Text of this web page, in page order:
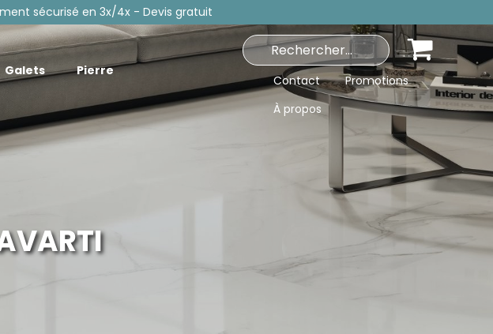
sécurisé en 3x/4x - Devis gratuit
Galets Pierre
Contact
Promotions
À propos